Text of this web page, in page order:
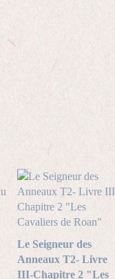
Le Seigneur des
Anneaux T2- Livre
III-Chapitre 2 "Les